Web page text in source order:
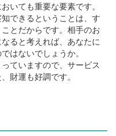
いても重要な要素です。
できるということは、す
とだからです。相手のお
ると考えれば、あなたに
はないでしょうか。
ていますので、サービス
財運も好調です。